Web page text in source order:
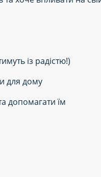
із радістю!)
для дому
допомагати їм